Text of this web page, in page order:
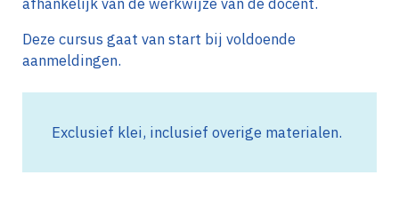
Deze cursus gaat van start bij voldoende
aanmeldingen.
Exclusief klei, inclusief overige materialen.